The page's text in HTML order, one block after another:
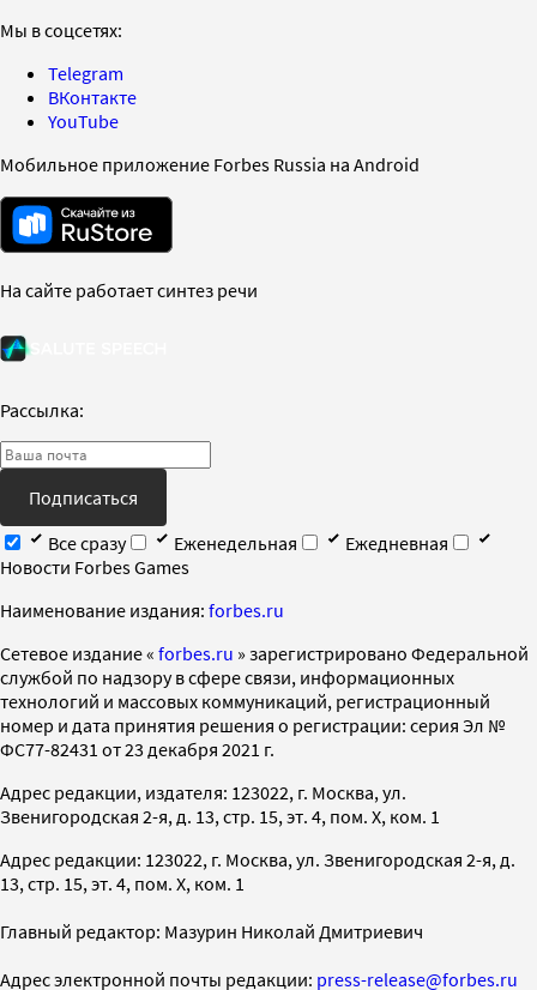
Мы в соцсетях:
Telegram
ВКонтакте
YouTube
Мобильное приложение Forbes Russia на Android
На сайте работает синтез речи
Рассылка:
Подписаться
Все сразу
Еженедельная
Ежедневная
Новости Forbes Games
Наименование издания: forbes.ru
Cетевое издание « forbes.ru » зарегистрировано Федеральной
службой по надзору в сфере связи, информационных
технологий и массовых коммуникаций, регистрационный
номер и дата принятия решения о регистрации: серия Эл №
ФС77-82431 от 23 декабря 2021 г.
Адрес редакции, издателя: 123022, г. Москва, ул.
Звенигородская 2-я, д. 13, стр. 15, эт. 4, пом. X, ком. 1
Адрес редакции: 123022, г. Москва, ул. Звенигородская 2-я, д.
13, стр. 15, эт. 4, пом. X, ком. 1
Главный редактор: Мазурин Николай Дмитриевич
Адрес электронной почты редакции: press-release@forbes.ru